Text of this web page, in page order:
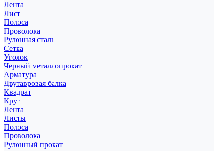
Лента
Лист
Полоса
Проволока
Рулонная сталь
Сетка
Уголок
Черный металлопрокат
Арматура
Двутавровая балка
Квадрат
Круг
Лента
Листы
Полоса
Проволока
Рулонный прокат